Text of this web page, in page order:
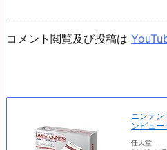
コメント閲覧及び投稿は
ニンテ
ンピュー
任天堂